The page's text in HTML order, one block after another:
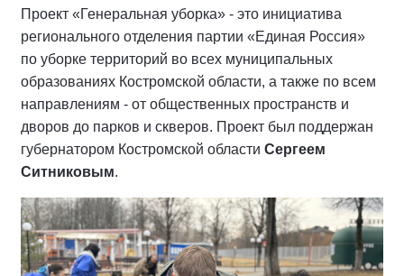
Проект «Генеральная уборка» - это инициатива
регионального отделения партии «Единая Россия»
по уборке территорий во всех муниципальных
образованиях Костромской области, а также по всем
направлениям - от общественных пространств и
дворов до парков и скверов. Проект был поддержан
губернатором Костромской области Сергеем
Ситниковым.